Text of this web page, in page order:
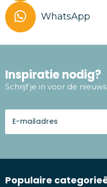
WhatsApp
Inspiratie nodig?
Schrijf je in voor de
Populaire